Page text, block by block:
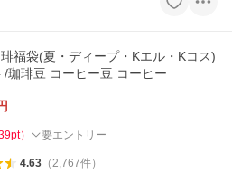
福袋(夏・ディープ・Kエル・Kコス)
/珈琲豆 コーヒー豆 コーヒー
pt） 要エントリー
4.63（2,767件）